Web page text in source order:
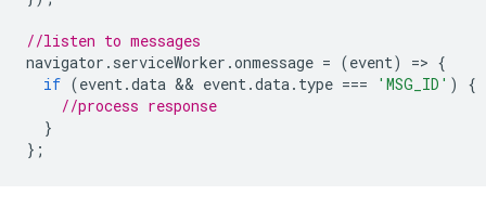
//listen to messages
navigator . serviceWorker .onmessage = (event) => {
if (event.data && event.data. type === 'MSG_ID' )
{
//process response
}
};